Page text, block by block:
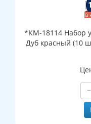
*КМ-18114 Набор
Дуб красный (10
−